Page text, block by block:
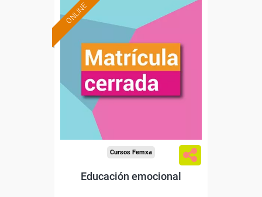
ONLINE
Cursos Femxa
Educación emocional